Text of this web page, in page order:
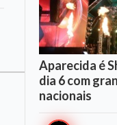
Aparecida é
dia 6 com
nacionais